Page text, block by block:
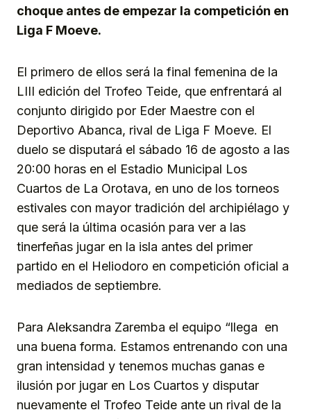
choque antes de empezar la competición en
Liga F Moeve.
El primero de ellos será la final femenina de la
LIII edición del Trofeo Teide, que enfrentará al
conjunto dirigido por Eder Maestre con el
Deportivo Abanca, rival de Liga F Moeve. El
duelo se disputará el sábado 16 de agosto a las
20:00 horas en el Estadio Municipal Los
Cuartos de La Orotava, en uno de los torneos
estivales con mayor tradición del archipiélago y
que será la última ocasión para ver a las
tinerfeñas jugar en la isla antes del primer
partido en el Heliodoro en competición oficial a
mediados de septiembre.
Para Aleksandra Zaremba el equipo “llega en
una buena forma. Estamos entrenando con una
gran intensidad y tenemos muchas ganas e
ilusión por jugar en Los Cuartos y disputar
nuevamente el Trofeo Teide ante un rival de la